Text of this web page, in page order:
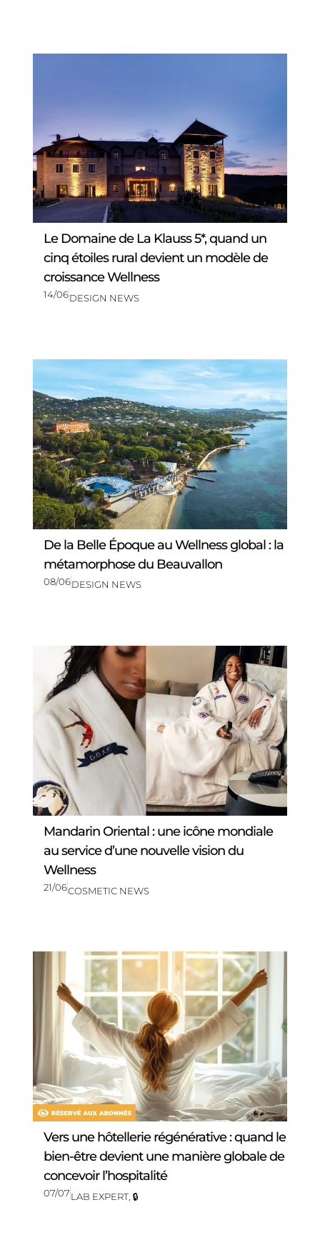
Le Domaine de La Klauss 5*, quand un
cinq étoiles rural devient un modèle de
croissance Wellness
14/06DESIGN NEWS
De la Belle Époque au Wellness global : la
métamorphose du Beauvallon
08/06DESIGN NEWS
Mandarin Oriental : une icône mondiale
au service d’une nouvelle vision du
Wellness
21/06COSMETIC NEWS
Vers une hôtellerie régénérative : quand le
bien-être devient une manière globale de
concevoir l’hospitalité
07/07LAB EXPERT, 🔒